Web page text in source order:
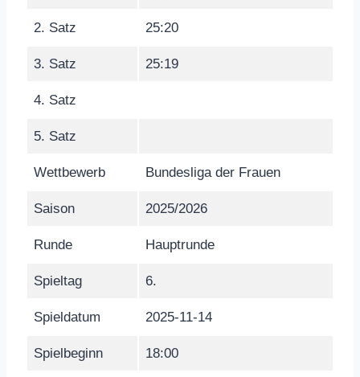
2. Satz 25:20
3. Satz 25:19
4. Satz
5. Satz
Wettbewerb Bundesliga der Frauen
Saison 2025/2026
Runde Hauptrunde
Spieltag 6.
Spieldatum 2025-11-14
Spielbeginn 18:00